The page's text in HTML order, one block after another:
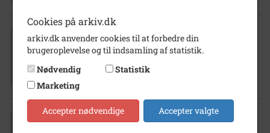
1913- 1914
Maren Hansine Petersen, kaldet Han- sine
Hans Peter Petersen, Høj- vang...
1918- 1923
Cookies på arkiv.dk
arkiv.dk anvender cookies til at forbedre din
brugeroplevelse og til indsamling af statistik.
Nødvendig
Statistik
Marketing
Accepter nødvendige Accepter valgte